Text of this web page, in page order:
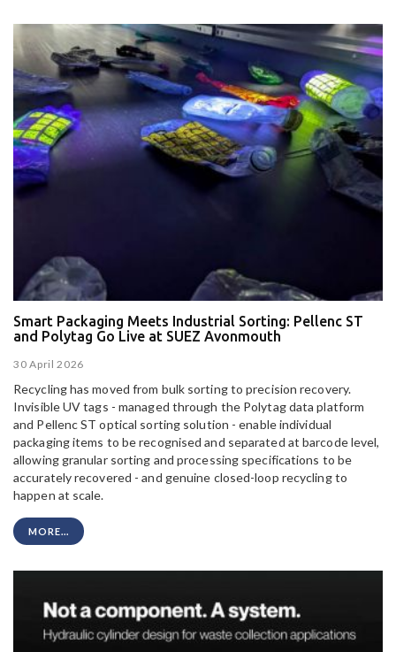
Smart Packaging Meets Industrial Sorting: Pellenc ST
and Polytag Go Live at SUEZ Avonmouth
30 April 2026
Recycling has moved from bulk sorting to precision recovery.
Invisible UV tags - managed through the Polytag data platform
and Pellenc ST optical sorting solution - enable individual
packaging items to be recognised and separated at barcode level,
allowing granular sorting and processing specifications to be
accurately recovered - and genuine closed-loop recycling to
happen at scale.
MORE...